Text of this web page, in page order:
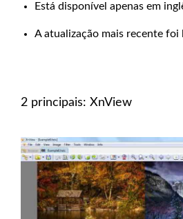
Está disponível apenas em
A atualização mais recente foi
2 principais: XnView